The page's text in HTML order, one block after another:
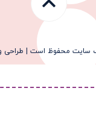
محفوظ است | طراحی و